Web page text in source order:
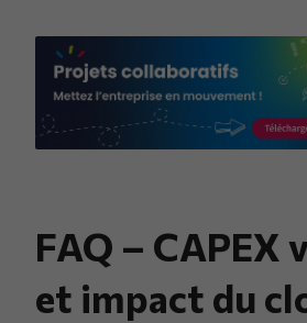
FAQ – CAPEX
et impact du